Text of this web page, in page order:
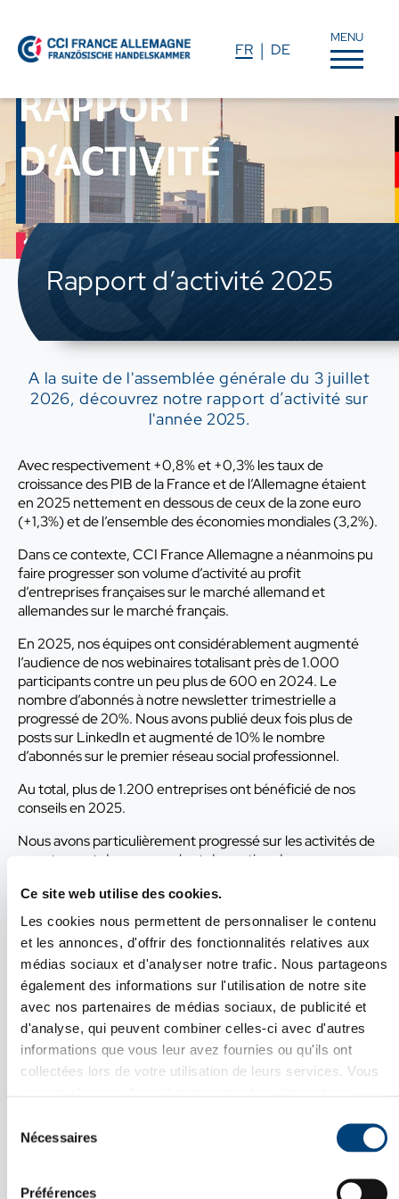
Ce site web utilise des cookies.
Les cookies nous permettent de personnaliser le contenu
et les annonces, d'offrir des fonctionnalités relatives aux
médias sociaux et d'analyser notre trafic. Nous partageons
également des informations sur l'utilisation de notre site
avec nos partenaires de médias sociaux, de publicité et
d'analyse, qui peuvent combiner celles-ci avec d'autres
informations que vous leur avez fournies ou qu'ils ont
collectées lors de votre utilisation de leurs services. Vous
Voir notrePolitique de confidentialité
Nécessaires
Préférences
FR DE
MENU
Rapport d’activité 2025
A la suite de l'assemblée générale du 3 juillet
2026, découvrez notre rapport d’activité sur
l'année 2025.
Avec respectivement +0,8% et +0,3% les taux de
croissance des PIB de la France et de l’Allemagne étaient
en 2025 nettement en dessous de ceux de la zone euro
(+1,3%) et de l’ensemble des économies mondiales (3,2%).
Dans ce contexte, CCI France Allemagne a néanmoins pu
faire progresser son volume d’activité au profit
d’entreprises françaises sur le marché allemand et
allemandes sur le marché français.
En 2025, nos équipes ont considérablement augmenté
l’audience de nos webinaires totalisant près de 1.000
participants contre un peu plus de 600 en 2024. Le
nombre d’abonnés à notre newsletter trimestrielle a
progressé de 20%. Nous avons publié deux fois plus de
posts sur LinkedIn et augmenté de 10% le nombre
d’abonnés sur le premier réseau social professionnel.
Au total, plus de 1.200 entreprises ont bénéficié de nos
conseils en 2025.
Nous avons particulièrement progressé sur les activités de
recrutement de personnels et de gestion de paye avec
réalisées et 62 nouveaux salariés gérés. Nous gérons
actuellement 542 salariés pour le compte de nos clients.
Forts de notre compétence dans les relations bilatérales
nous avons conseillé 136 sociétés allemandes pour leur
développement sur le marché français et réalisé une
vingtaine de missions d’accompagnement.
Les différentes crises qui se sont succédé en 2025 et
2026, ont renforcé notre conviction que pour peser dans le
monde et affirmer son indépendance, l’Europe doit plus
Dans cette optique, l’objectif de notre chambre, favoriser
synergies et d’aider des entrepreneurs français et
RECRUTEMENT, CROISSANCE